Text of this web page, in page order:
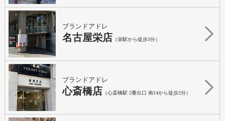
ブランドアドレ
名古屋栄店 （栄駅から徒歩3分）
ブランドアドレ
心斎橋店 （心斎橋駅 2番出口 南14から徒歩2分）